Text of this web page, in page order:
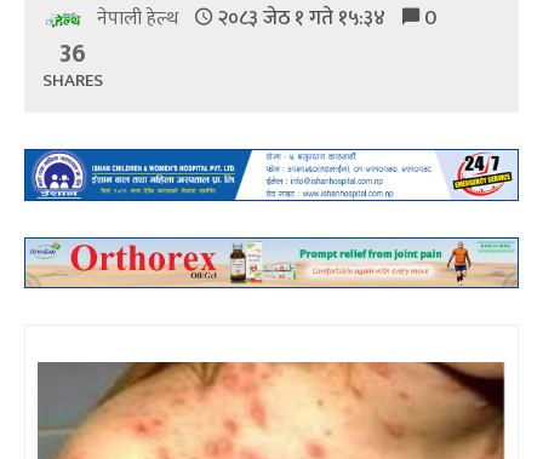
नेपाली हेल्थ २०८३ जेठ १ गते १५:३४ 0
36
SHARES